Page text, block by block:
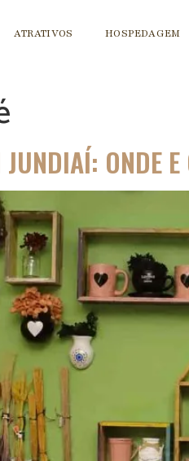
ATRATIVOS HOSPEDAGEM
ONDE